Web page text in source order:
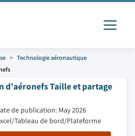
Technologie aéronautique
d'aéronefs Taille et partage
de publication: May 2026
Tableau de bord/Plateforme